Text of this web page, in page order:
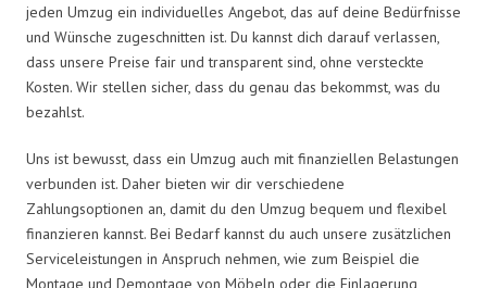
jeden Umzug ein individuelles Angebot, das auf deine Bedürfnisse
und Wünsche zugeschnitten ist. Du kannst dich darauf verlassen,
dass unsere Preise fair und transparent sind, ohne versteckte
Kosten. Wir stellen sicher, dass du genau das bekommst, was du
bezahlst.
Uns ist bewusst, dass ein Umzug auch mit finanziellen Belastungen
verbunden ist. Daher bieten wir dir verschiedene
Zahlungsoptionen an, damit du den Umzug bequem und flexibel
finanzieren kannst. Bei Bedarf kannst du auch unsere zusätzlichen
Serviceleistungen in Anspruch nehmen, wie zum Beispiel die
Montage und Demontage von Möbeln oder die Einlagerung